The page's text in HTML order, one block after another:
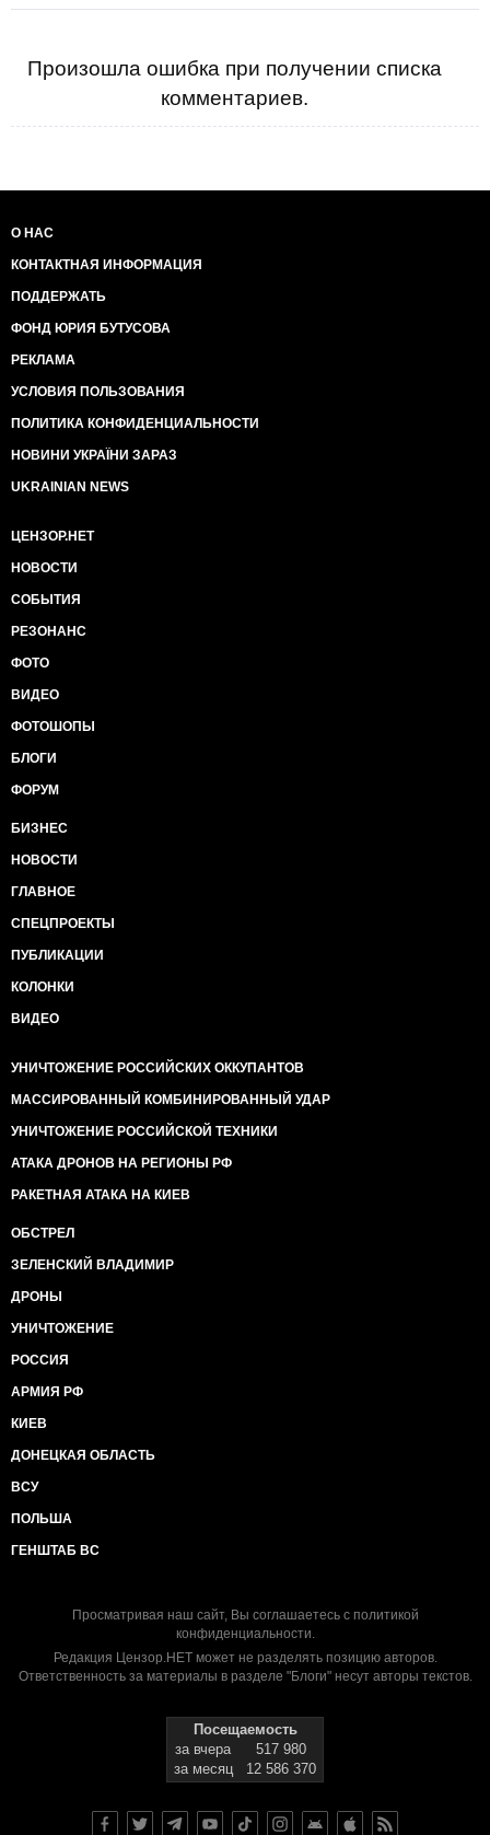
Произошла ошибка при получении списка
комментариев.
О НАС
КОНТАКТНАЯ ИНФОРМАЦИЯ
ПОДДЕРЖАТЬ
ФОНД ЮРИЯ БУТУСОВА
РЕКЛАМА
УСЛОВИЯ ПОЛЬЗОВАНИЯ
ПОЛИТИКА КОНФИДЕНЦИАЛЬНОСТИ
НОВИНИ УКРАЇНИ ЗАРАЗ
UKRAINIAN NEWS
ЦЕНЗОР.НЕТ
НОВОСТИ
СОБЫТИЯ
РЕЗОНАНС
ФОТО
ВИДЕО
ФОТОШОПЫ
БЛОГИ
ФОРУМ
БИЗНЕС
НОВОСТИ
ГЛАВНОЕ
СПЕЦПРОЕКТЫ
ПУБЛИКАЦИИ
КОЛОНКИ
ВИДЕО
УНИЧТОЖЕНИЕ РОССИЙСКИХ ОККУПАНТОВ
МАССИРОВАННЫЙ КОМБИНИРОВАННЫЙ УДАР
УНИЧТОЖЕНИЕ РОССИЙСКОЙ ТЕХНИКИ
АТАКА ДРОНОВ НА РЕГИОНЫ РФ
РАКЕТНАЯ АТАКА НА КИЕВ
ОБСТРЕЛ
ЗЕЛЕНСКИЙ ВЛАДИМИР
ДРОНЫ
УНИЧТОЖЕНИЕ
РОССИЯ
АРМИЯ РФ
КИЕВ
ДОНЕЦКАЯ ОБЛАСТЬ
ВСУ
ПОЛЬША
ГЕНШТАБ ВС
Просматривая наш сайт, Вы соглашаетесь с политикой
конфиденциальности.
Редакция Цензор.НЕТ может не разделять позицию авторов.
Ответственность за материалы в разделе "Блоги" несут авторы текстов.
Посещаемость
за вчера
517 980
за месяц
12 586 370